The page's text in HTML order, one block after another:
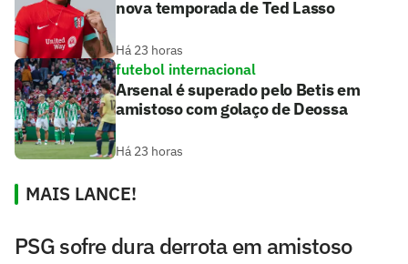
nova temporada de Ted Lasso
Há 23 horas
futebol internacional
Arsenal é superado pelo Betis em
amistoso com golaço de Deossa
Há 23 horas
MAIS LANCE!
PSG sofre dura derrota em amistoso